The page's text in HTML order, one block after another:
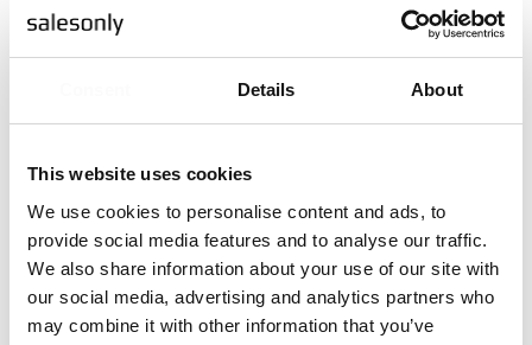
Details About
This website uses cookies
We use cookies to personalise content and ads, to
provide social media features and to analyse our traffic.
We also share information about your use of our site with
our social media, advertising and analytics partners who
may combine it with other information that you’ve
är det troligen det en annan dag.
Så, kära kandidat – vi vill ditt bästa. Det enda vi önskar oss
Dela inlägget